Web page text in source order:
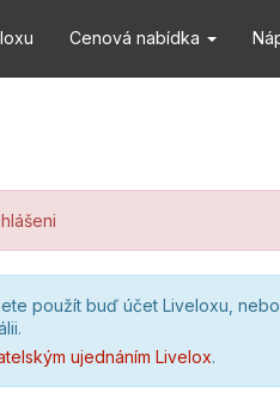
Cenová nabídka
použít buď účet Liveloxu,
ujednáním Livelox.